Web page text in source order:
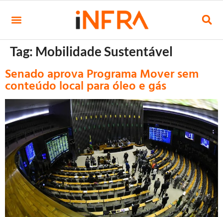
Tag: Mobilidade Sustentável
Senado aprova Programa Mover sem
conteúdo local para óleo e gás